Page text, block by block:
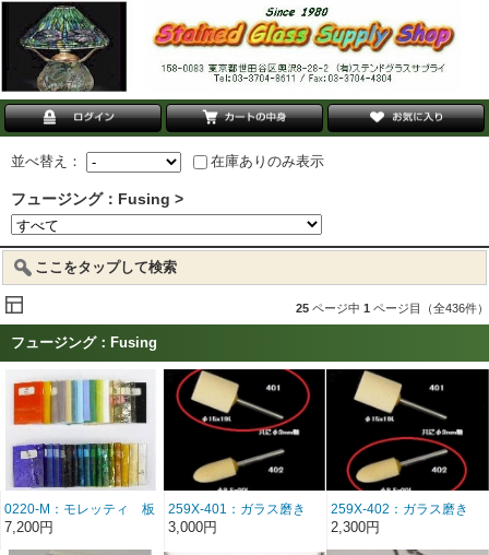
並べ替え： 在庫ありのみ表示
フュージング：Fusing >
ここをタップして検索
25 ページ中 1 ページ目（全436件）
フュージング：Fusing
0220-M：モレッティ 板
ガラスサンプル 35x45mm
7,200円
259X-401：ガラス磨き
用 軸付きスポンジ
3,000円
259X-402：ガラス磨き
用 軸付きスポンジ
2,300円